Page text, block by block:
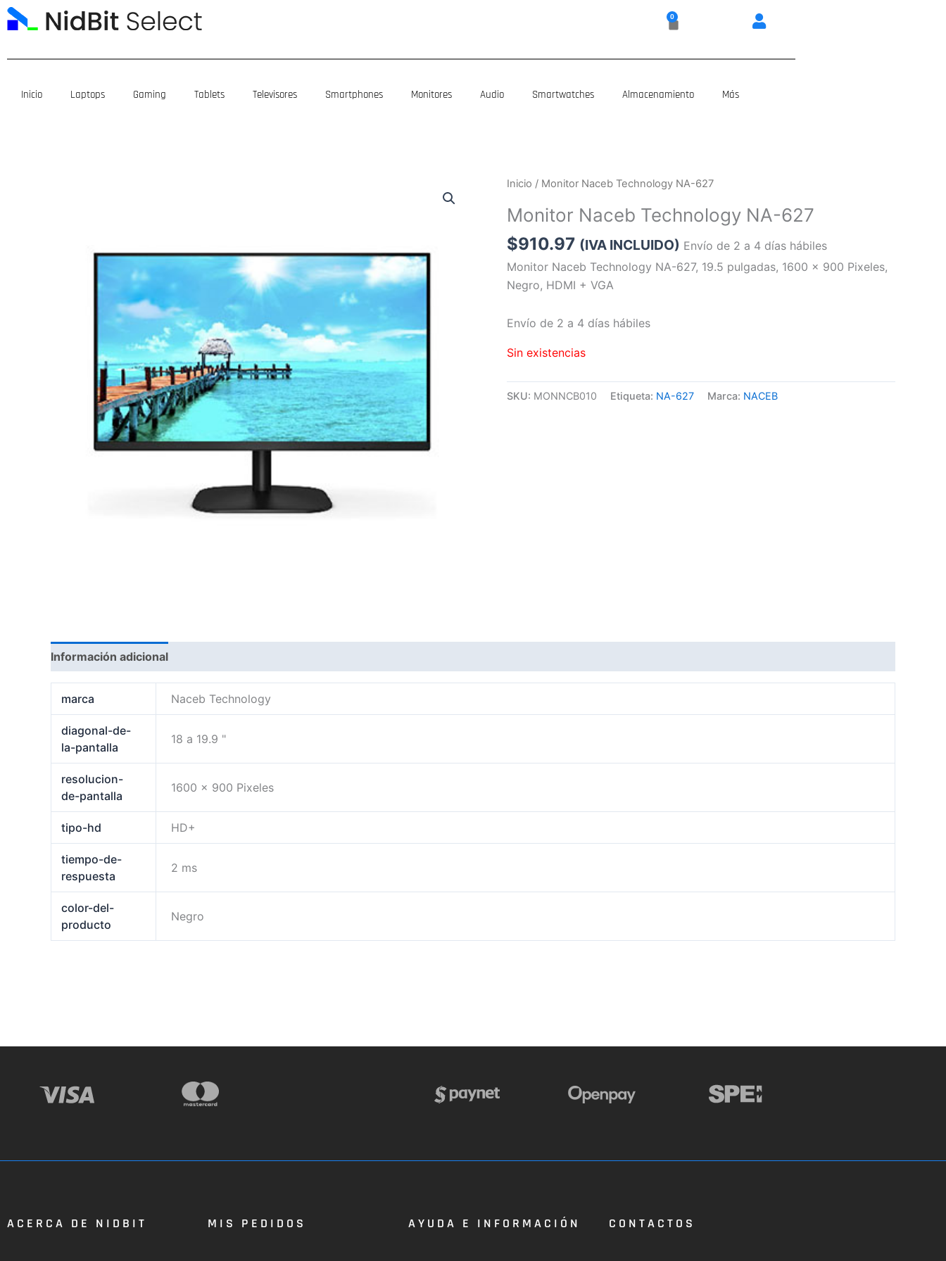
al
0
Carrito
Inicio Laptops Gaming Tablets Televisores Smartphones Monitores Audio Smartwatches Almacenamiento Más
Inicio / Monitor Naceb Technology NA-627
Monitor Naceb Technology NA-627
$910.97 (IVA INCLUIDO) Envío de 2 a 4 días hábiles
Monitor Naceb Technology NA-627, 19.5 pulgadas, 1600 x 900 Pixeles,
Negro, HDMI + VGA
Envío de 2 a 4 días hábiles
Sin existencias
SKU: MONNCB010 Etiqueta: NA-627 Marca: NACEB
Información adicional
marca Naceb Technology
diagonal-de-
la-pantalla
18 a 19.9 "
resolucion-
de-pantalla
1600 x 900 Pixeles
tipo-hd HD+
tiempo-de-
respuesta
2 ms
color-del-
producto
Negro
ACERCA DE NIDBIT MIS PEDIDOS AYUDA E INFORMACIÓN CONTACTOS